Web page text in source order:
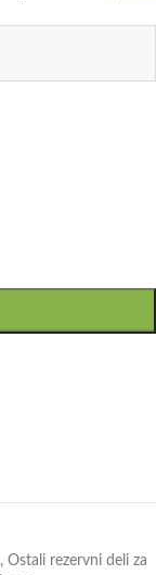
, Ostali rezervni deli za